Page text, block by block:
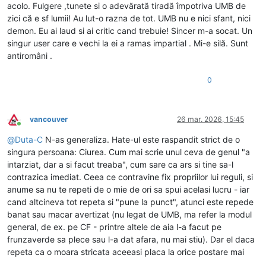
acolo. Fulgere ,tunete si o adevărată tiradă împotriva UMB de
zici că e sf lumii! Au lut-o razna de tot. UMB nu e nici sfant, nici
demon. Eu ai laud si ai critic cand trebuie! Sincer m-a socat. Un
singur user care e vechi la ei a ramas impartial . Mi-e silă. Sunt
antiromâni .
0
Conectat
vancouver 26 mar. 2026, 15:45
@Duta-C N-as generaliza. Hate-ul este raspandit strict de o
singura persoana: Ciurea. Cum mai scrie unul ceva de genul "a
intarziat, dar a si facut treaba", cum sare ca ars si tine sa-l
contrazica imediat. Ceea ce contravine fix propriilor lui reguli, si
anume sa nu te repeti de o mie de ori sa spui acelasi lucru - iar
cand altcineva tot repeta si "pune la punct", atunci este repede
banat sau macar avertizat (nu legat de UMB, ma refer la modul
general, de ex. pe CF - printre altele de aia l-a facut pe
frunzaverde sa plece sau l-a dat afara, nu mai stiu). Dar el daca
repeta ca o moara stricata aceeasi placa la orice postare mai